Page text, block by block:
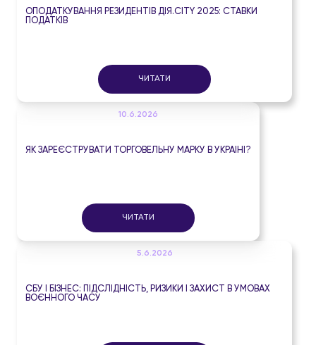
ОПОДАТКУВАННЯ РЕЗИДЕНТІВ ДІЯ.CITY 2025: СТАВКИ
ПОДАТКІВ
ЧИТАТИ
10.6.2026
ЯК ЗАРЕЄСТРУВАТИ ТОРГОВЕЛЬНУ МАРКУ В УКРАЇНІ?
ЧИТАТИ
5.6.2026
СБУ І БІЗНЕС: ПІДСЛІДНІСТЬ, РИЗИКИ І ЗАХИСТ В УМОВАХ
ВОЄННОГО ЧАСУ